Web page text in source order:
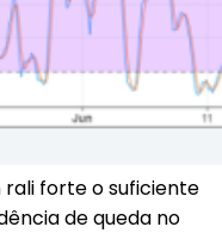
rali forte o suficiente
de queda no